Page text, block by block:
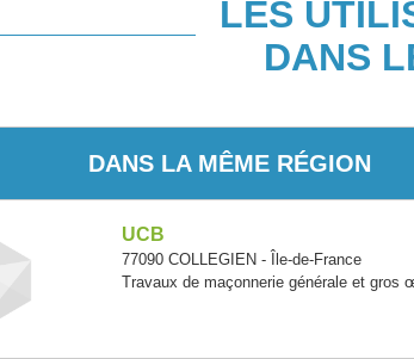
LES
DANS
DANS LA MÊME RÉGION
UCB
77090 COLLEGIEN - Île-de-France
Travaux de maçonnerie générale et gros